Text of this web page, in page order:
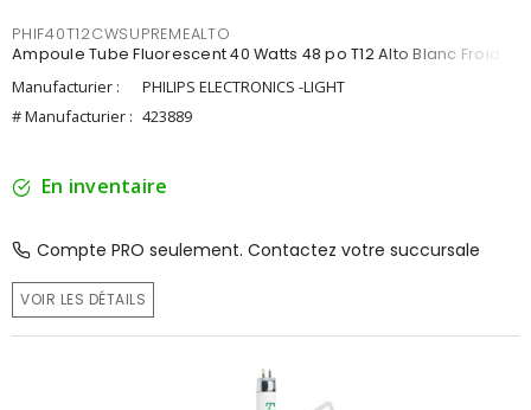
PHIF40T12CWSUPREMEALTO
Ampoule Tube Fluorescent 40 Watts 48 po T12 Alto Blanc Froid
Manufacturier :
PHILIPS ELECTRONICS -LIGHT
# Manufacturier : 423889
En inventaire
Compte PRO seulement. Contactez votre succursale
VOIR LES DÉTAILS